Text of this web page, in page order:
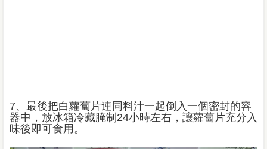
7、最後把白蘿蔔片連同料汁一起倒入一個密封的容
器中，放冰箱冷藏腌制24小時左右，讓蘿蔔片充分入
味後即可食用。